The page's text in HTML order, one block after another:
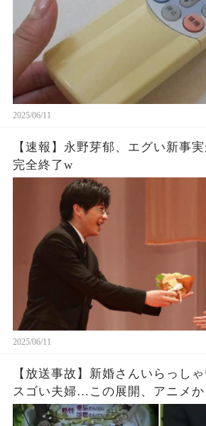
2025/06/11
【速報】永野芽郁、エグい新事
完全終了w
2025/06/11
【放送事故】新婚さんいらっし
スゴい夫婦…この展開、アニメ